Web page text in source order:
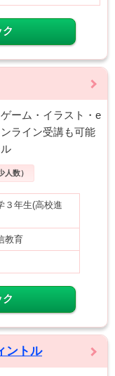
ーム・イラスト・e
ライン受講も可能
人数）
３年生(高校進
教育
ントル